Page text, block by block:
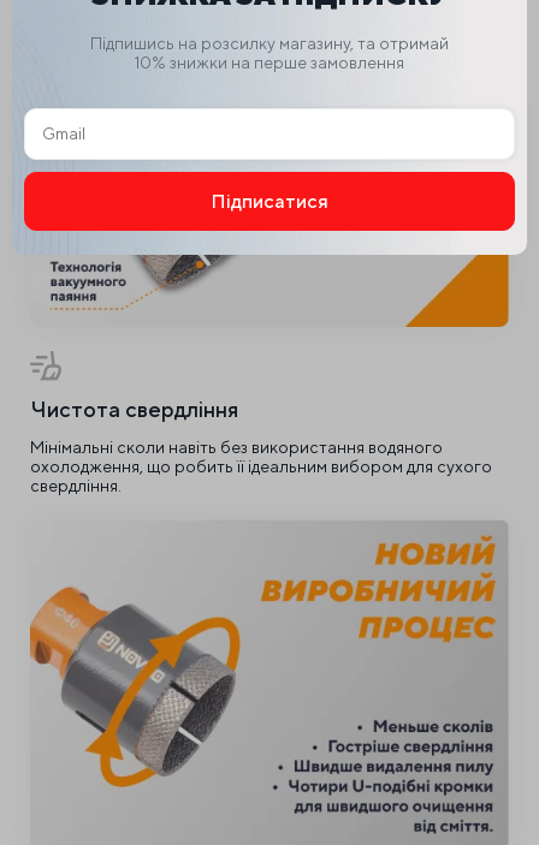
на 20% у порівнянні зі стандартними моделями.
Чистота свердління
Мінімальні сколи навіть без використання водяного
охолодження, що робить її ідеальним вибором для сухого
свердління.
Підпишись на розсилку магазину, та отримай
10% знижки на перше замовлення
Підписатися